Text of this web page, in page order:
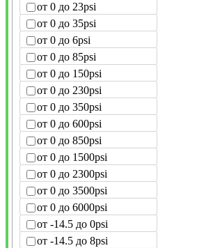
от 0 до 23psi
от 0 до 35psi
от 0 до 6psi
от 0 до 85psi
от 0 до 150psi
от 0 до 230psi
от 0 до 350psi
от 0 до 600psi
от 0 до 850psi
от 0 до 1500psi
от 0 до 2300psi
от 0 до 3500psi
от 0 до 6000psi
от -14.5 до 0psi
от -14.5 до 8psi